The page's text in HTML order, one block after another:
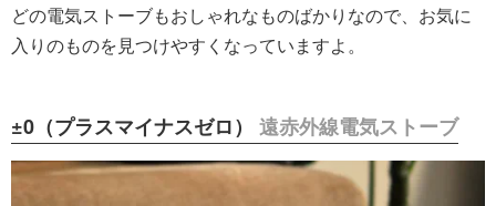
どの電気ストーブもおしゃれなものばかりなので、お気に
入りのものを見つけやすくなっていますよ。
±0（プラスマイナスゼロ） 遠赤外線電気ストーブ